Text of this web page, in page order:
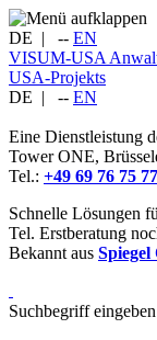
DE | -- EN
VISUM-USA
USA-Projekts
DE | -- EN
Eine Dienstleistung
Tower ONE,
Tel.: +49 69 76 75
Schnelle Lösungen
Tel. Erstberatung
Bekannt aus Spiegel
Suchbegriff eingeben